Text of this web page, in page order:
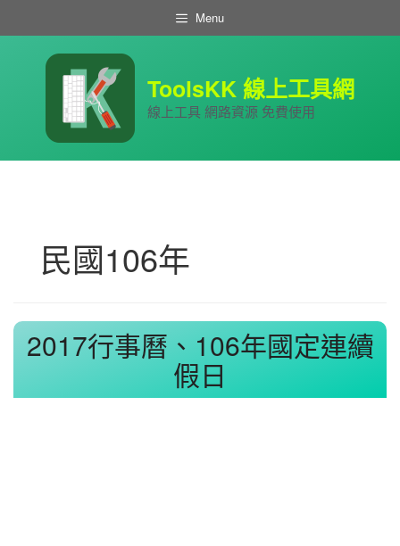
Menu
ToolsKK 線上工具網
線上工具 網路資源 免費使用
民國106年
2017行事曆、106年國定連續
假日